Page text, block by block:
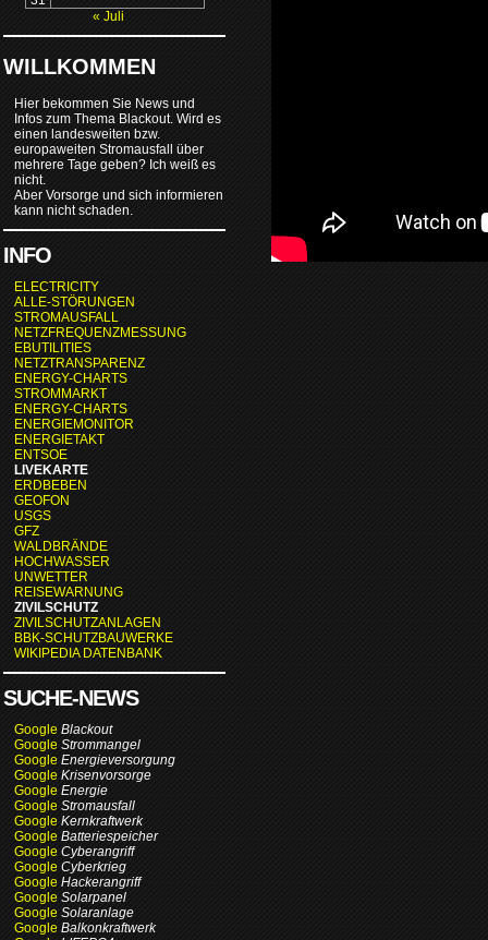
« Juli
WILLKOMMEN
Hier bekommen Sie News und
Infos zum Thema Blackout. Wird es
einen landesweiten bzw.
europaweiten Stromausfall über
mehrere Tage geben? Ich weiß es
nicht.
Aber Vorsorge und sich informieren
kann nicht schaden.
INFO
ELECTRICITY
ALLE-STÖRUNGEN
STROMAUSFALL
NETZFREQUENZMESSUNG
EBUTILITIES
NETZTRANSPARENZ
ENERGY-CHARTS
STROMMARKT
ENERGY-CHARTS
ENERGIEMONITOR
ENERGIETAKT
ENTSOE
LIVEKARTE
ERDBEBEN
GEOFON
USGS
GFZ
WALDBRÄNDE
HOCHWASSER
UNWETTER
REISEWARNUNG
ZIVILSCHUTZ
ZIVILSCHUTZANLAGEN
BBK-SCHUTZBAUWERKE
WIKIPEDIA DATENBANK
SUCHE-NEWS
Google Blackout
Google Strommangel
Google Energieversorgung
Google Krisenvorsorge
Google Energie
Google Stromausfall
Google Kernkraftwerk
Google Batteriespeicher
Google Cyberangriff
Google Cyberkrieg
Google Hackerangriff
Google Solarpanel
Google Solaranlage
Google Balkonkraftwerk